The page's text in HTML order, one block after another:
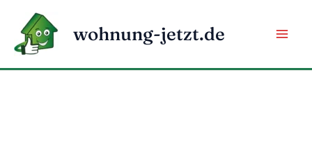
Inhalt
springen
wohnung-jetzt.de